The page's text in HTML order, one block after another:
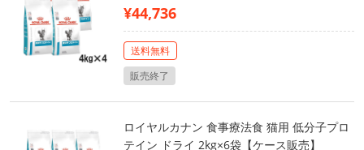
¥44,736
送料無料
販売終了
ロイヤルカナン 食事療法食 猫用 低分子プロ
テイン ドライ 2kg×6袋【ケース販売】